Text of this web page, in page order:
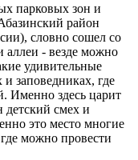
парковых зон и
район
словно сошел со
аллеи - везде можно
удивительные
и заповедниках, где
Именно здесь царит
детский смех и
это место многие
можно провести